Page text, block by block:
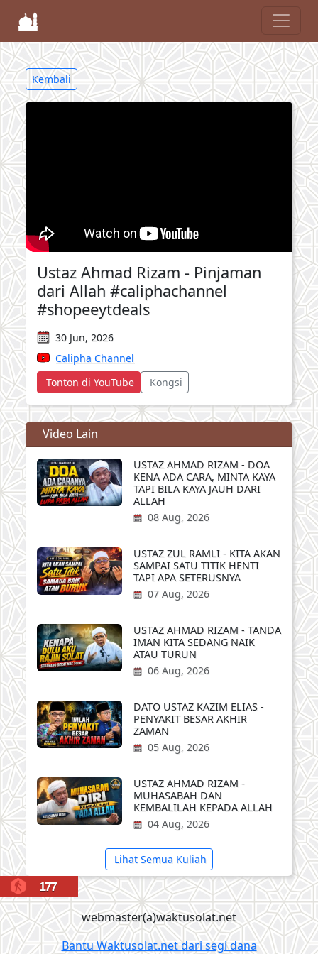
Kembali
Ustaz Ahmad Rizam - Pinjaman
dari Allah #caliphachannel
#shopeeytdeals
30 Jun, 2026
Calipha Channel
Tonton di YouTube
Kongsi
Video Lain
USTAZ AHMAD RIZAM - DOA
KENA ADA CARA, MINTA KAYA
TAPI BILA KAYA JAUH DARI
ALLAH
08 Aug, 2026
USTAZ ZUL RAMLI - KITA AKAN
SAMPAI SATU TITIK HENTI
TAPI APA SETERUSNYA
07 Aug, 2026
USTAZ AHMAD RIZAM - TANDA
IMAN KITA SEDANG NAIK
ATAU TURUN
06 Aug, 2026
DATO USTAZ KAZIM ELIAS -
PENYAKIT BESAR AKHIR
ZAMAN
05 Aug, 2026
USTAZ AHMAD RIZAM -
MUHASABAH DAN
KEMBALILAH KEPADA ALLAH
04 Aug, 2026
Lihat Semua Kuliah
177
webmaster(a)waktusolat.net
Bantu Waktusolat.net dari segi dana